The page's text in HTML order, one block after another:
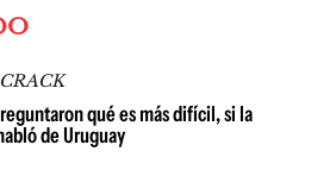
qué es más difícil, si la
de Uruguay